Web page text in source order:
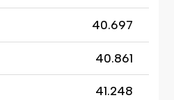
40.697
40.861
41.248